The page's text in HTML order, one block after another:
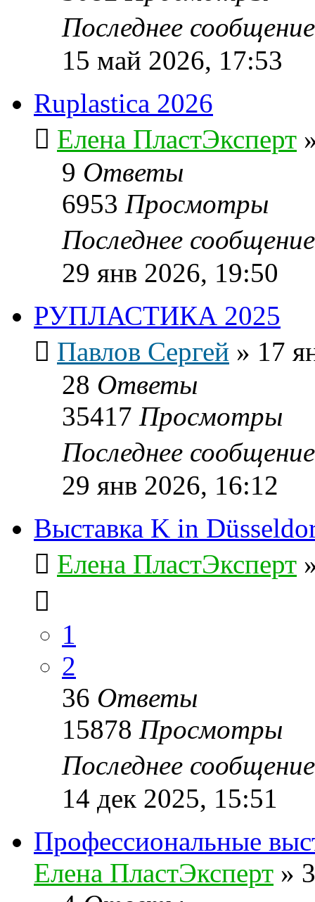
Последнее
15 май 2026, 17:53
Ruplastica 2026
Елена ПластЭксперт
9 Ответы
6953 Просмотры
Последнее
29 янв 2026, 19:50
РУПЛАСТИКА 2025
Павлов Сергей » 17
28 Ответы
35417 Просмотры
Последнее
29 янв 2026, 16:12
Выставка K in
Елена ПластЭксперт
1
2
36 Ответы
15878 Просмотры
Последнее
14 дек 2025, 15:51
Профеcсиональные
Елена ПластЭксперт »